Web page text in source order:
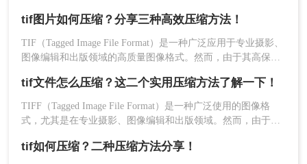
方法二：使用在线压缩工具
利用在线压缩工具，这些工具提供了简便的在线压
缩服务，无需下载安装额外软件，即可实现TIFF文
件的快速压缩。
优点： 操作简便，无需下载安装软件；支持批
量压缩，提高处理效率。
缺点： 受网络速度影响，上传和下载速度可能
造成一定困扰。那么TIF怎么压缩呢？本文将介绍两种压缩
tif图片如何压缩？分享三种高效压缩方法！
TIF（Tagged Image File Format）是一种广泛应用于专业摄影、
图像编辑和出版领域的高质量图像格式。然而，由于其高保真
便。为了有效地管理这些大文件，我们可以采取适当的压缩措
施来减小它们的大小而不显著影响图像质量。那么tif图片如何
压缩呢？本文将介绍三种压缩TIF图片的方法。
tif文件怎么压缩？这二个实用压缩方法了解一下！
TIFF（Tagged Image File Format）是一种广泛使用的图像格
式，尤其是在专业摄影、图像编辑和出版领域。然而，由于其
了不便。那么tif文件怎么压缩呢？本文将介绍两种有效的TIFF
tif如何压缩？二种压缩方法分享！